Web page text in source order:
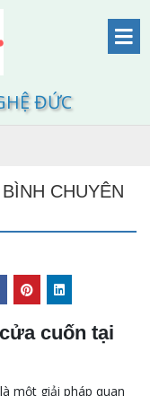
ĐỨC
CHUYÊN
cuốn tại
một giải pháp quan